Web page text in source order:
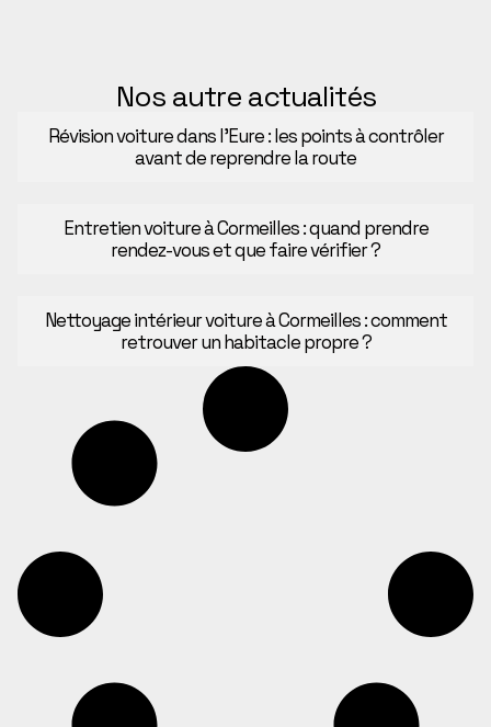
Nos autre actualités
Révision voiture dans l’Eure : les points à contrôler
avant de reprendre la route
Entretien voiture à Cormeilles : quand prendre
rendez-vous et que faire vérifier ?
Nettoyage intérieur voiture à Cormeilles : comment
retrouver un habitacle propre ?